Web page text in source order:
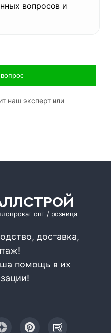
вопросов и
наш эксперт или
опт / розница
доставка,
помощь в их